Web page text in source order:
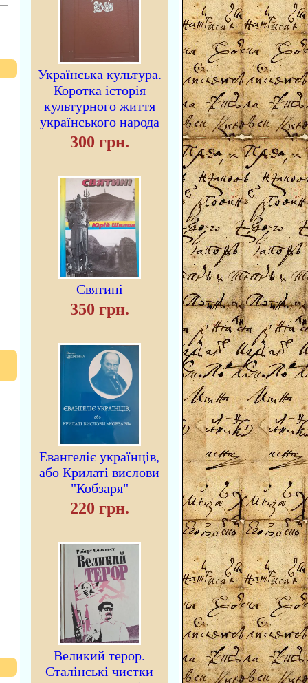
Українська культура.
Коротка історія
культурного життя
українського народа
300 грн.
Святині
350 грн.
Евангеліє українців,
або Крилаті вислови
"Кобзаря"
220 грн.
Великий терор.
Сталінські чистки